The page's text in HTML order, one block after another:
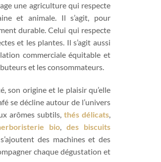
une agriculture qui respecte
et animale. Il s’agit, pour
durable. Celui qui respecte
et les plantes. Il s’agit aussi
commerciale équitable et
et les consommateurs.
son origine et le plaisir qu’elle
se décline autour de l’univers
arômes subtils, thés délicats,
bio, des biscuits
des machines et des
chaque dégustation et